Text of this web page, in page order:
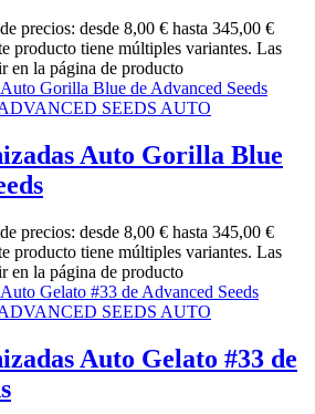
precios: desde 8,00 € hasta 345,00 €
producto tiene múltiples variantes. Las
en la página de producto
SEEDS AUTO
Auto Gorilla Blue
precios: desde 8,00 € hasta 345,00 €
producto tiene múltiples variantes. Las
en la página de producto
SEEDS AUTO
Auto Gelato #33 de